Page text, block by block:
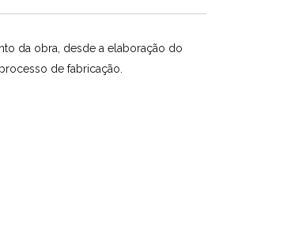
da obra, desde a elaboração do
de fabricação.